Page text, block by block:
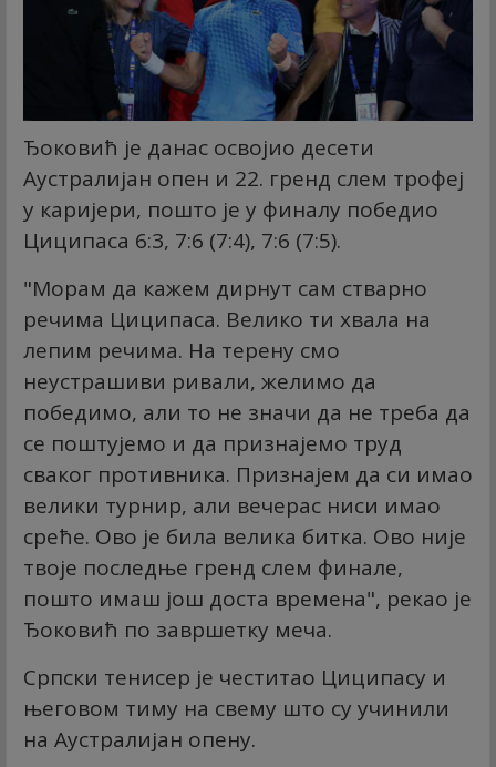
Ђоковић је данас освојио десети
Аустралијан опен и 22. гренд слем трофеј
у каријери, пошто је у финалу победио
Циципаса 6:3, 7:6 (7:4), 7:6 (7:5).
"Морам да кажем дирнут сам стварно
речима Циципаса. Велико ти хвала на
лепим речима. На терену смо
неустрашиви ривали, желимо да
победимо, али то не значи да не треба да
се поштујемо и да признајемо труд
сваког противника. Признајем да си имао
велики турнир, али вечерас ниси имао
среће. Ово је била велика битка. Ово није
твоје последње гренд слем финале,
пошто имаш још доста времена", рекао је
Ђоковић по завршетку меча.
Српски тенисер је честитао Циципасу и
његовом тиму на свему што су учинили
на Аустралијан опену.